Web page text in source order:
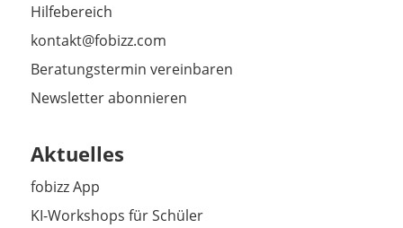
Hilfebereich
kontakt@fobizz.com
Beratungstermin vereinbaren
Newsletter abonnieren
Aktuelles
fobizz App
KI-Workshops für Schüler